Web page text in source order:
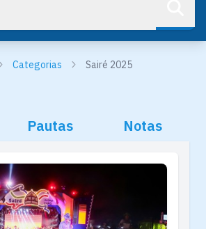
Categorias Sairé 2025
Pautas Notas